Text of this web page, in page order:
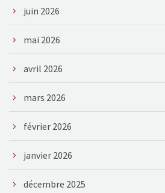
juin 2026
mai 2026
avril 2026
mars 2026
février 2026
janvier 2026
décembre 2025